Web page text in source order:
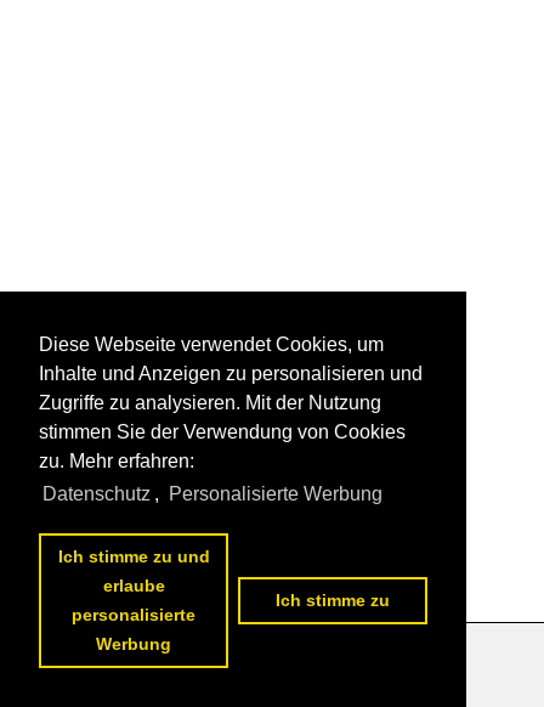
Datenschutzerklärung
Diese Webseite verwendet Cookies, um
Inhalte und Anzeigen zu personalisieren und
Zugriffe zu analysieren. Mit der Nutzung
stimmen Sie der Verwendung von Cookies
zu. Mehr erfahren:
Datenschutz , Personalisierte Werbung
Ich stimme zu und
erlaube
personalisierte
Werbung
Ich stimme zu